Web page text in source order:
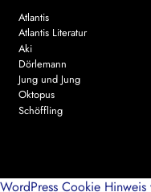
Atlantis
Atlantis Literatur
Aki
Dörlemann
Jung und Jung
Oktopus
Schöffling
WordPress Cookie